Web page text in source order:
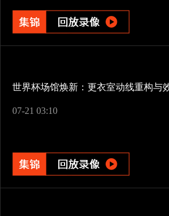
07-21 03:10